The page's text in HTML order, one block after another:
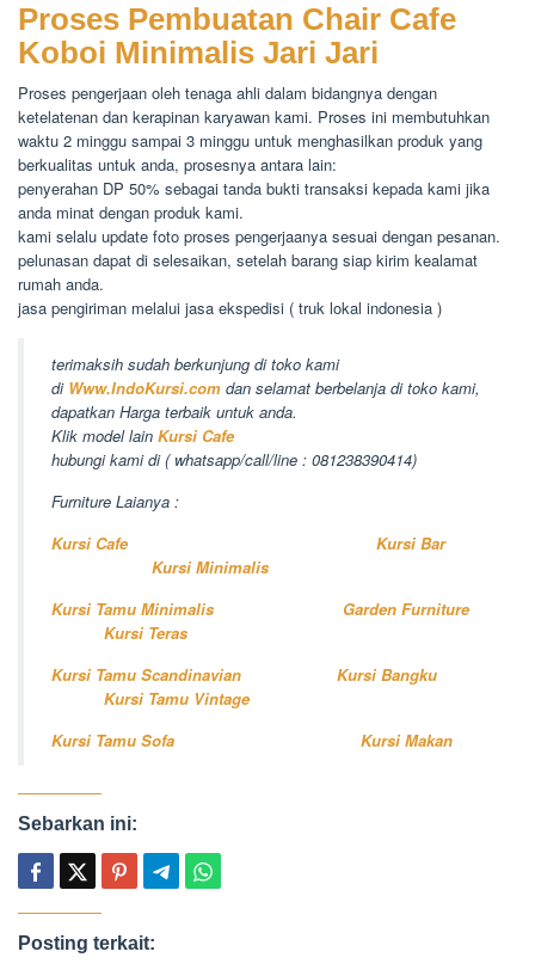
Proses Pembuatan Chair Cafe
Koboi Minimalis Jari Jari
Proses pengerjaan oleh tenaga ahli dalam bidangnya dengan
ketelatenan dan kerapinan karyawan kami. Proses ini membutuhkan
waktu 2 minggu sampai 3 minggu untuk menghasilkan produk yang
berkualitas untuk anda, prosesnya antara lain:
penyerahan DP 50% sebagai tanda bukti transaksi kepada kami jika
anda minat dengan produk kami.
kami selalu update foto proses pengerjaanya sesuai dengan pesanan.
pelunasan dapat di selesaikan, setelah barang siap kirim kealamat
rumah anda.
jasa pengiriman melalui jasa ekspedisi ( truk lokal indonesia )
terimaksih sudah berkunjung di toko kami
diWww.IndoKursi.com dan selamat berbelanja di toko kami,
dapatkan Harga terbaik untuk anda.
Klik model lain Kursi Cafe
hubungi kami di ( whatsapp/call/line : 081238390414)
Furniture Laianya :
Kursi Cafe
Kursi Bar
Kursi Minimalis
Kursi Tamu Minimalis
Garden Furniture
Kursi Teras
Kursi Tamu Scandinavian
Kursi Bangku
Kursi Tamu Vintage
Kursi Tamu Sofa
Kursi Makan
Sebarkan ini:
Posting terkait: